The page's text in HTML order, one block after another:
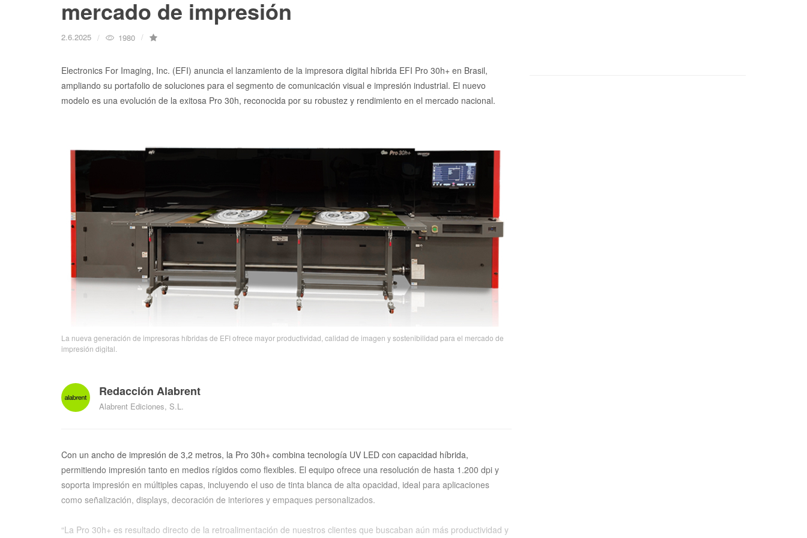
mercado de impresión
2.6.2025 1980
Electronics For Imaging, Inc. (EFI) anuncia el lanzamiento de la impresora digital híbrida EFI Pro 30h+ en Brasil,
ampliando su portafolio de soluciones para el segmento de comunicación visual e impresión industrial. El nuevo
modelo es una evolución de la exitosa Pro 30h, reconocida por su robustez y rendimiento en el mercado nacional.
La nueva generación de impresoras híbridas de EFI ofrece mayor productividad, calidad de imagen y sostenibilidad para el mercado de
impresión digital.
Redacción Alabrent
Alabrent Ediciones, S.L.
Con un ancho de impresión de 3,2 metros, la Pro 30h+ combina tecnología UV LED con capacidad híbrida,
permitiendo impresión tanto en medios rígidos como flexibles. El equipo ofrece una resolución de hasta 1.200 dpi y
soporta impresión en múltiples capas, incluyendo el uso de tinta blanca de alta opacidad, ideal para aplicaciones
como señalización, displays, decoración de interiores y empaques personalizados.
“La Pro 30h+ es resultado directo de la retroalimentación de nuestros clientes que buscaban aún más productividad y